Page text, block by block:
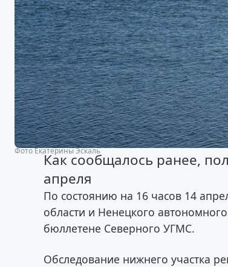
Фото Екатерины Эскаль
Как сообщалось ранее,
апреля
По состоянию на 16 часов 14
области и Ненецкого
бюллетене Северного УГМС.
Обследование нижнего участка